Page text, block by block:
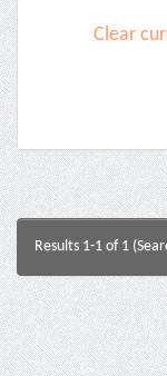
Clear
Results 1-1 of 1